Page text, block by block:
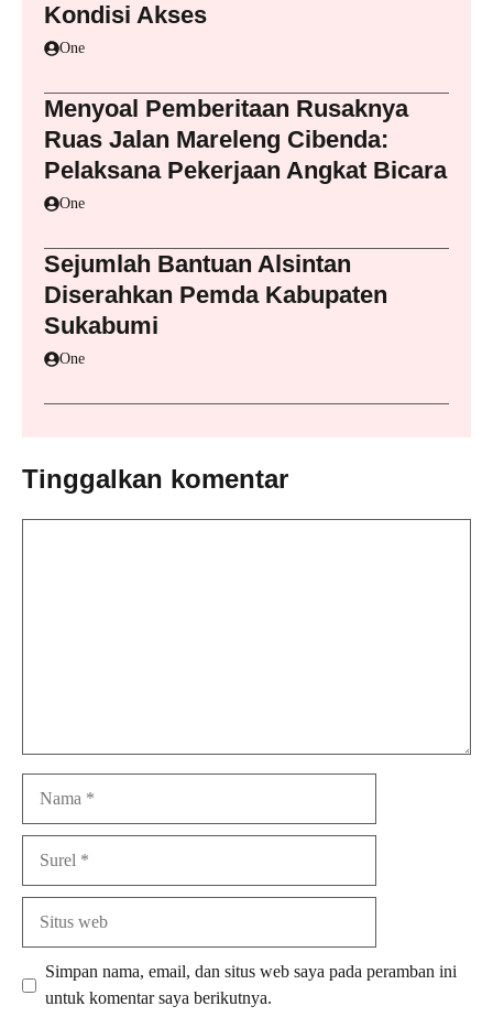
Kondisi Akses
One
Menyoal Pemberitaan Rusaknya
Ruas Jalan Mareleng Cibenda:
Pelaksana Pekerjaan Angkat Bicara
One
Sejumlah Bantuan Alsintan
Diserahkan Pemda Kabupaten
Sukabumi
One
Tinggalkan komentar
Simpan nama, email, dan situs web saya pada peramban ini
untuk komentar saya berikutnya.